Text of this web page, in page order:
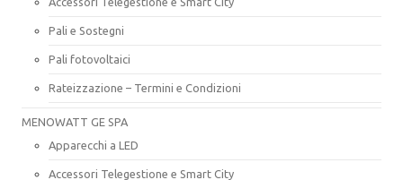
Pali e Sostegni
Pali fotovoltaici
Rateizzazione – Termini e Condizioni
MENOWATT GE SPA
Apparecchi a LED
Accessori Telegestione e Smart City